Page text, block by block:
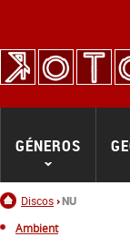
Inicio
Discos NU
GÉNEROS
Ambient